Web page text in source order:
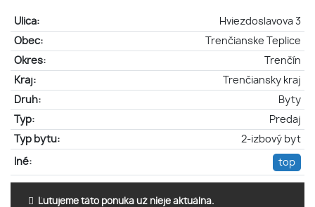
Ulica:
Hviezdoslavova 3
Obec:
Trenčianske Teplice
Okres:
Trenčín
Kraj:
Trenčiansky kraj
Druh:
Byty
Typ:
Predaj
Typ bytu:
2-izbový byt
Iné: top
Ľutujeme táto ponuka už nieje aktuálna.